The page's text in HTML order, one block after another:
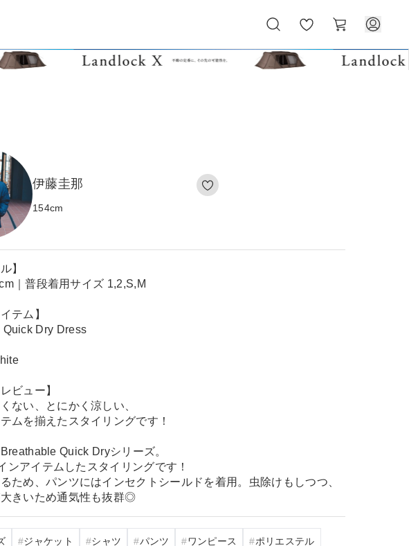
気
に
ー
ト
伊藤圭那
154cm
】
｜普段着用サイズ 1,2,S,M
テム】
Quick Dry Dress
ビュー】
ない、とにかく涼しい、
ムを揃えたスタイリングです！
Quick Dryシリーズ。
ンアイテムしたスタイリングです！
ため、パンツにはインセクトシールドを着用。虫除けもしつつ、
大きいため通気性も抜群◎
ジャケット シャツ パンツ ワンピース ポリエステル